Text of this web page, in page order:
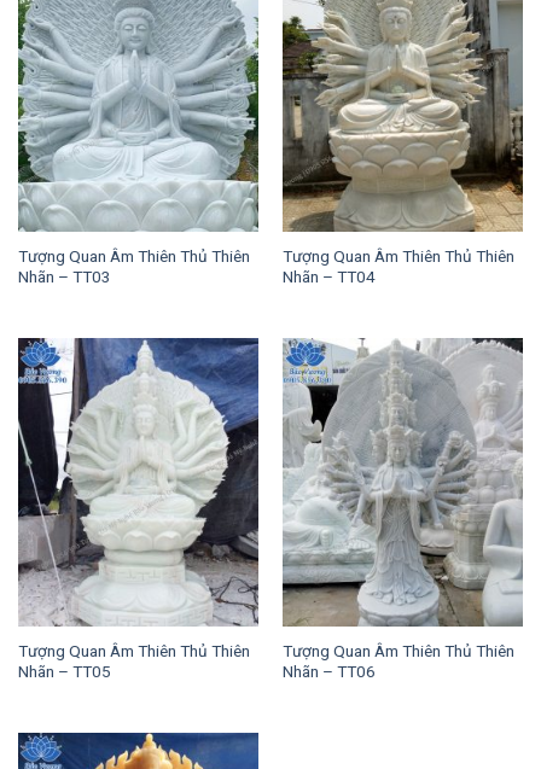
Tượng Quan Âm Thiên Thủ Thiên
Nhãn – TT03
Tượng Quan Âm Thiên Thủ Thiên
Nhãn – TT04
Tượng Quan Âm Thiên Thủ Thiên
Nhãn – TT05
Tượng Quan Âm Thiên Thủ Thiên
Nhãn – TT06